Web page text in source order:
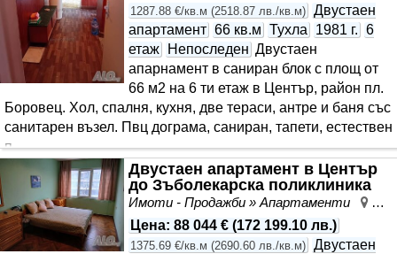
1287.88 €/кв.м (2518.87 лв./кв.м) Двустаен
апартамент 66 кв.м Тухла 1981 г. 6
етаж
Непоследен Двустаен
апарнамент в саниран блок с площ от
66 м2 на 6 ти етаж в Център, район пл.
Боровец. Хол, спалня, кухня, две тераси, антре и баня със
санитарен възел. Пвц дограма, саниран, тапети, естествен
п..
Двустаен апартамент в Център
до Зъболекарска поликлиника
Имоти - Продажби » Апартаменти
Цена: 88 044 € (172 199.10 лв.)
1375.69 €/кв.м (2690.60 лв./кв.м) Двустаен